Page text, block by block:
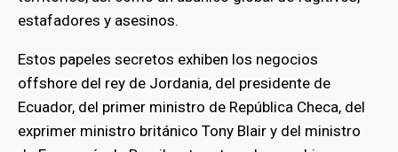
estafadores y asesinos.
Estos papeles secretos exhiben los negocios
offshore del rey de Jordania, del presidente de
Ecuador, del primer ministro de República Checa, del
exprimer ministro británico Tony Blair y del ministro